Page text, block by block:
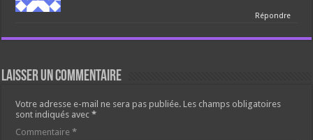
Répondre
Laisser un commentaire
Votre adresse e-mail ne sera pas publiée. Les champs obligatoires
sont indiqués avec*
Commentaire*